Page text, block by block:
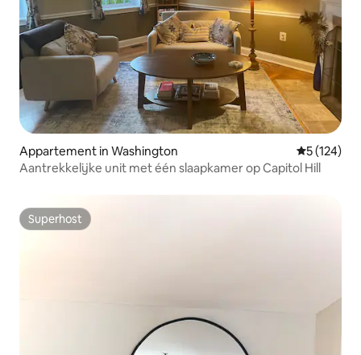
Appartement in Washington
5 (124)
Aantrekkelijke unit met één slaapkamer op Capitol Hill
Superhost
Superhost